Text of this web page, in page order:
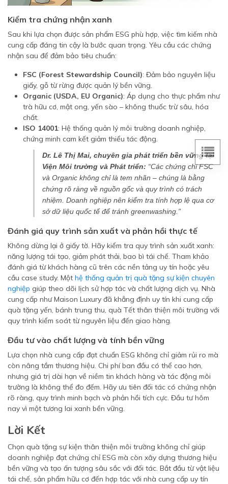
Kiểm tra chứng nhận xanh
Sau khi lựa chọn được sản phẩm ESG phù hợp, việc tìm kiếm nhà
cung cấp đáng tin cậy là bước quan trọng. Yêu cầu các chứng
nhận sau để đảm bảo tiêu chuẩn:
FSC (Forest Stewardship Council): Đảm bảo nguyên liệu
giấy, gỗ từ rừng được quản lý bền vững.
Organic (USDA, EU Organic): Áp dụng cho thực phẩm như
trà hữu cơ, mật ong, yến sào – không thuốc trừ sâu, hóa
chất.
ISO 14001: Hệ thống quản lý môi trường doanh nghiệp,
chứng minh cam kết giảm thiểu tác động.
Dr. Lê Thị Mai, chuyên gia phát triển bền vững tại
Viện Môi trường và Phát triển: “Các chứng chỉ FSC
và Organic không chỉ là tem nhãn – chúng là bằng
chứng rõ ràng về nguồn gốc và quy trình có trách
nhiệm. Doanh nghiệp nên kiểm tra tính hợp lệ qua cơ
sở dữ liệu quốc tế để tránh greenwashing.”
Đánh giá quy trình sản xuất và phản hồi thực tế
Không dừng lại ở giấy tờ. Hãy kiểm tra quy trình sản xuất xanh:
năng lượng tái tạo, giảm phát thải, bao bì tái chế. Tham khảo
đánh giá từ khách hàng cũ trên các nền tảng uy tín hoặc yêu
cầu case study. Một hệ thống quản trị quà tặng sự kiện chuyên
nghiệp giúp theo dõi lịch sử hợp tác và chất lượng dịch vụ. Nhà
cung cấp như Maison Luxury đã khẳng định uy tín khi cung cấp
quà tặng yến, bánh trung thu, quà Tết thân thiện môi trường với
quy trình kiểm soát từ nguyên liệu đến giao hàng.
Đầu tư vào chất lượng và tính bền vững
Lựa chọn nhà cung cấp đạt chuẩn ESG không chỉ giảm rủi ro mà
còn nâng tầm thương hiệu. Chi phí ban đầu có thể cao hơn,
nhưng giá trị dài hạn về niềm tin khách hàng và tác động môi
trường là không thể đo đếm. Hãy ưu tiên đối tác có chứng nhận
rõ ràng, quy trình minh bạch và phản hồi tích cực. Đầu tư hôm
nay vì một tương lai xanh bền vững.
Lời Kết
Chọn quà tặng sự kiện thân thiện môi trường không chỉ giúp
doanh nghiệp đạt chứng chỉ ESG mà còn xây dựng thương hiệu
bền vững và tạo ấn tượng sâu sắc với đối tác. Bắt đầu từ vật liệu
tái chế, sản phẩm hữu cơ đến hợp tác với nhà cung cấp uy tín